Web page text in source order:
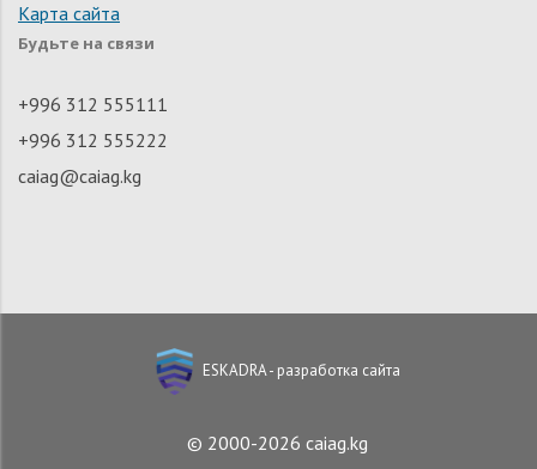
Карта сайта
Будьте на связи
+996 312 555111
+996 312 555222
caiag@caiag.kg
ESKADRA - разработка сайта
© 2000-2026 caiag.kg